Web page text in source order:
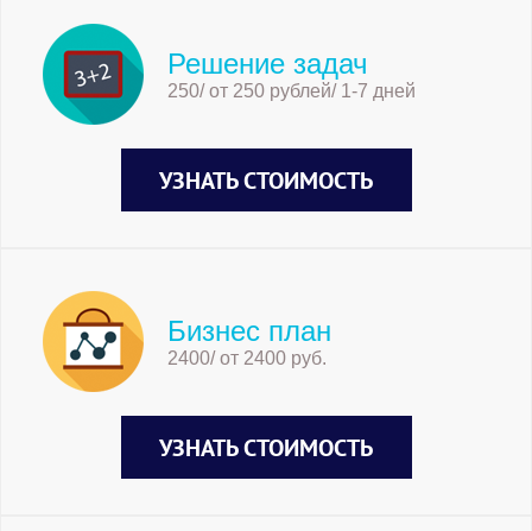
Решение задач
250/ от 250 рублей/ 1-7 дней
УЗНАТЬ СТОИМОСТЬ
Бизнес план
2400/ от 2400 руб.
УЗНАТЬ СТОИМОСТЬ